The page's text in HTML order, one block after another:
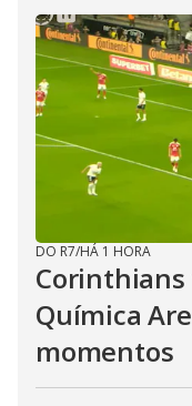
DO R7/HÁ 1 HORA
Corinthians
Química
momentos